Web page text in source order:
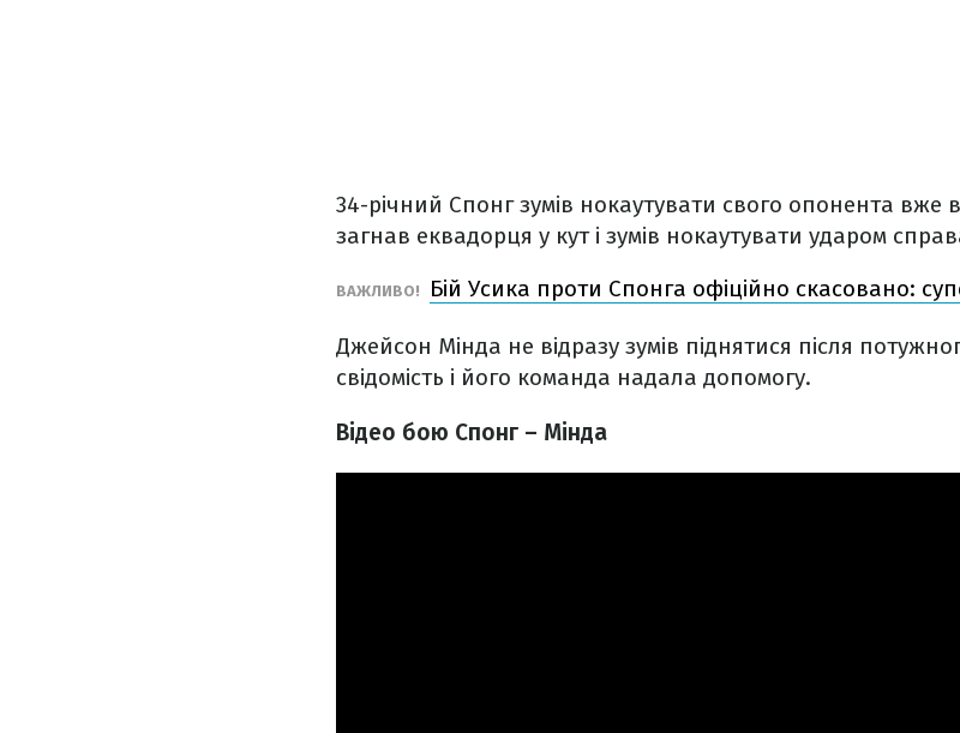
34-річний Спонг зумів нокаутувати свого опонента вже
загнав еквадорця у кут і зумів нокаутувати ударом
ВАЖЛИВО! Бій Усика проти Спонга офіційно скасовано:
Джейсон Мінда не відразу зумів піднятися після
свідомість і його команда надала допомогу.
Відео бою Спонг – Мінда